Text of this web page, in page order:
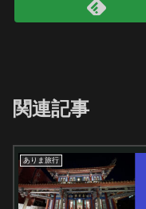
関連記事
ありま旅行